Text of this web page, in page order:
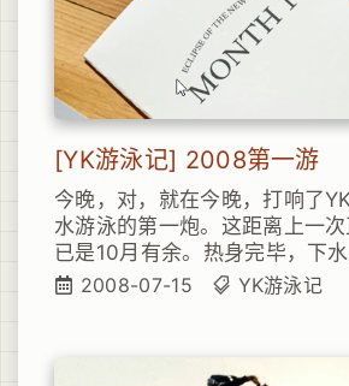
[YK游泳记] 2008第一游
今晚，对，就在今晚，打响了
水游泳的第一炮。这距离上一次
已是10月有余。热身完毕，下
是如此的熟悉和自然，嘿吃嘿吃
运动了，体力还是有待恢复，
2008-07-15 YK游泳记